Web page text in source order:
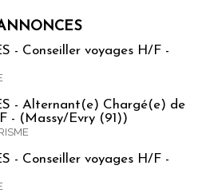
- Conseiller voyages H/F -
- Alternant(e) Chargé(e) de
- (Massy/Evry (91))
- Conseiller voyages H/F -